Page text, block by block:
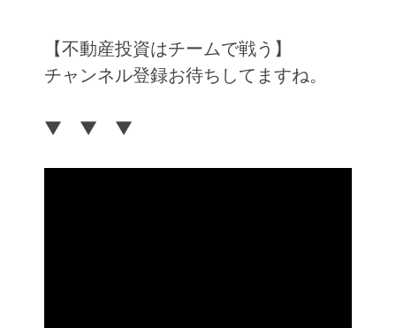
【不動産投資はチームで戦う】
チャンネル登録お待ちしてますね。
▼ ▼ ▼